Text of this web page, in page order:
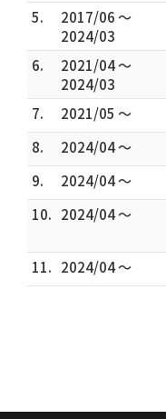
5.
2017/06 ～
2024/03
6.
2021/04 ～
2024/03
7. 2021/05 ～
8.
2024/04 ～
9.
2024/04 ～
10. 2024/04 ～
11. 2024/04 ～